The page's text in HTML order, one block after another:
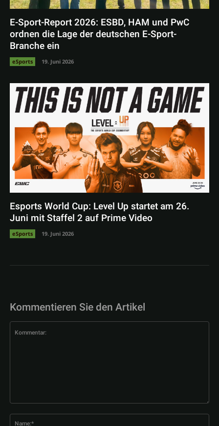
E-Sport-Report 2026: ESBD, HAM und PwC
ordnen die Lage der deutschen E-Sport-
Branche ein
eSports 19. Juni 2026
Esports World Cup: Level Up startet am 26.
Juni mit Staffel 2 auf Prime Video
eSports 19. Juni 2026
Kommentieren Sie den Artikel